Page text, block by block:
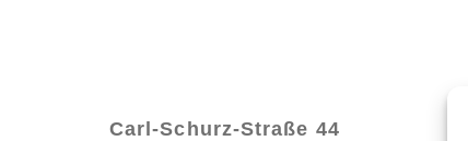
Carl-Schurz-Straße 44